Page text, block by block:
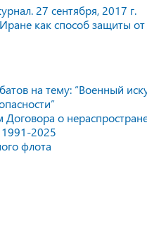
27 сентября, 2017 г.
как способ защиты от
на тему: “Военный
о
2025
флота